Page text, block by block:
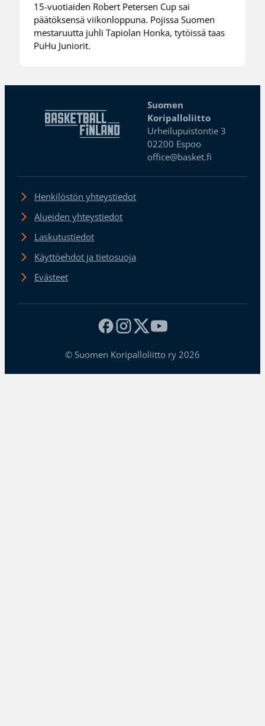
15-vuotiaiden Robert Petersen Cup sai
päätöksensä viikonloppuna. Pojissa Suomen
mestaruutta juhli Tapiolan Honka, tytöissä taas
PuHu Juniorit.
Suomen
Koripalloliitto
Urheilupuistontie 3
02200 Espoo
office@basket.fi
Henkilöstön yhteystiedot
Alueiden yhteystiedot
Laskutustiedot
Käyttöehdot ja tietosuoja
Evästeet
© Suomen Koripalloliitto ry 2026